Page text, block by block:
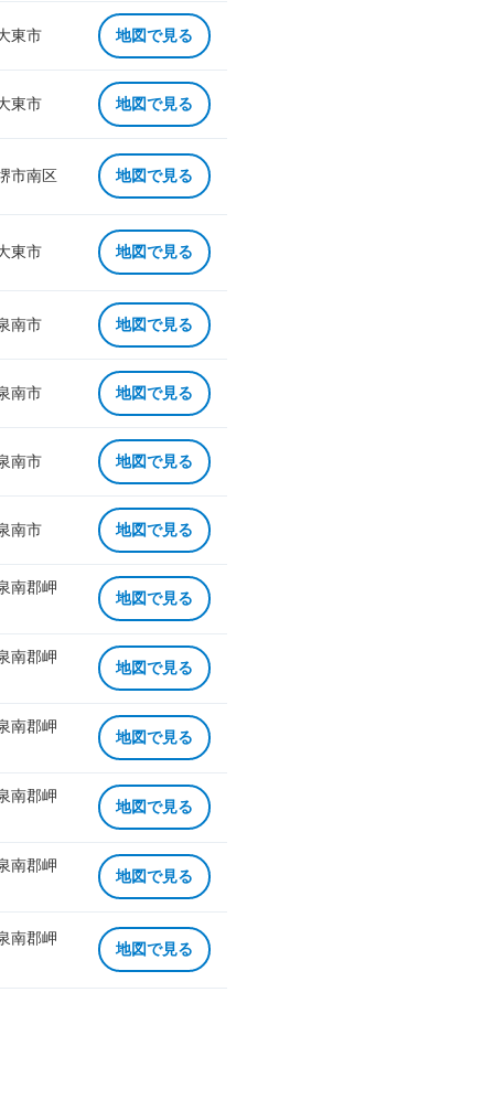
東市 地図で見る
東市 地図で見る
市南区 地図で見る
東市 地図で見る
南市 地図で見る
南市 地図で見る
南市 地図で見る
南市 地図で見る
南郡岬
地図で見る
南郡岬
地図で見る
南郡岬
地図で見る
南郡岬
地図で見る
南郡岬
地図で見る
南郡岬
地図で見る